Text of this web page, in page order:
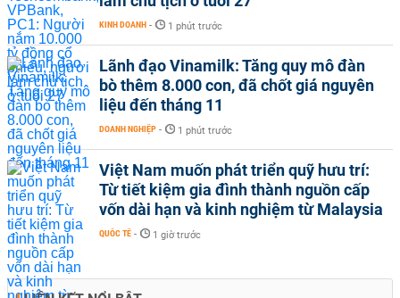
KINH DOANH - 1 phút trước
Lãnh đạo Vinamilk: Tăng quy mô đàn
bò thêm 8.000 con, đã chốt giá nguyên
liệu đến tháng 11
DOANH NGHIỆP - 1 phút trước
Việt Nam muốn phát triển quỹ hưu trí:
Từ tiết kiệm gia đình thành nguồn cấp
vốn dài hạn và kinh nghiệm từ Malaysia
QUỐC TẾ - 1 giờ trước